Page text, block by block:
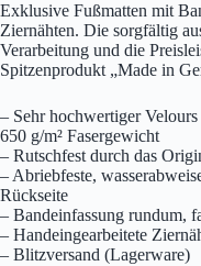
Exklusive Fußmatten mit
Ziernähten. Die sorgfältig
Verarbeitung und die
Spitzenprodukt „Made in
– Sehr hochwertiger
650 g/m² Fasergewicht
– Rutschfest durch das
– Abriebfeste,
Rückseite
– Bandeinfassung rundum,
– Handeingearbeitete
– Blitzversand (Lagerware)